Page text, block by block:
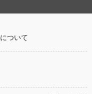
ついて